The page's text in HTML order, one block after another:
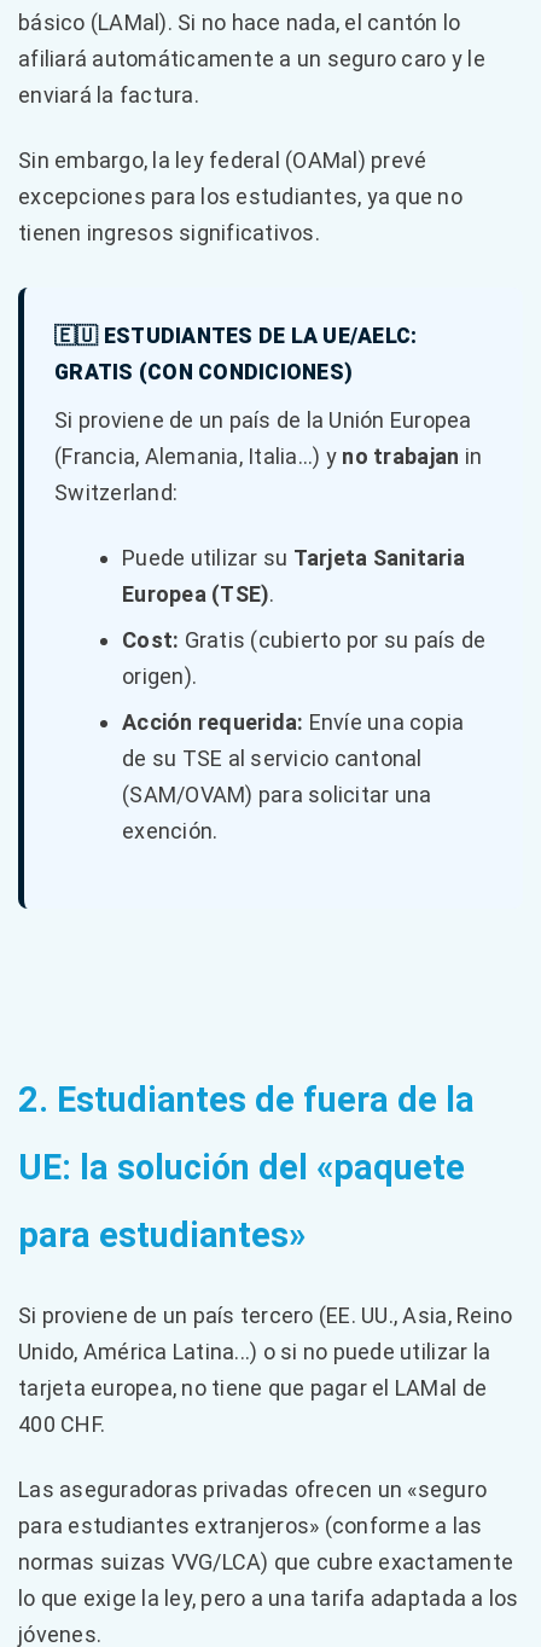
básico (LAMal). Si no hace nada, el cantón lo
afiliará automáticamente a un seguro caro y le
enviará la factura.
Sin embargo, la ley federal (OAMal) prevé
excepciones para los estudiantes, ya que no
tienen ingresos significativos.
🇪🇺 ESTUDIANTES DE LA UE/AELC:
GRATIS (CON CONDICIONES)
Si proviene de un país de la Unión Europea
(Francia, Alemania, Italia...) y no trabajan in
Switzerland:
Puede utilizar su Tarjeta Sanitaria
Europea (TSE).
Cost: Gratis (cubierto por su país de
origen).
Acción requerida: Envíe una copia
de su TSE al servicio cantonal
(SAM/OVAM) para solicitar una
exención.
2. Estudiantes de fuera de la
UE: la solución del «paquete
para estudiantes»
Si proviene de un país tercero (EE. UU., Asia, Reino
Unido, América Latina...) o si no puede utilizar la
tarjeta europea, no tiene que pagar el LAMal de
400 CHF.
Las aseguradoras privadas ofrecen un «seguro
para estudiantes extranjeros» (conforme a las
normas suizas VVG/LCA) que cubre exactamente
lo que exige la ley, pero a una tarifa adaptada a los
jóvenes.